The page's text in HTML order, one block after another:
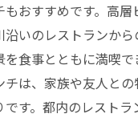
おすすめです。高層
沿いのレストランか
食事とともに満喫で
チは、家族や友人と
です。都内のレスト